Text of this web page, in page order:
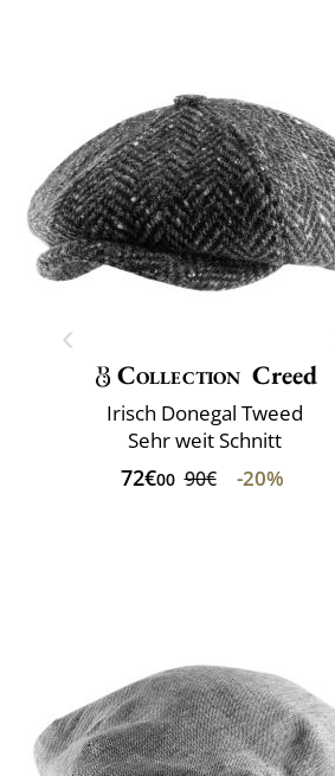
Collection Creed
Irisch Donegal Tweed
Sehr weit Schnitt
72€00 90€ -20%